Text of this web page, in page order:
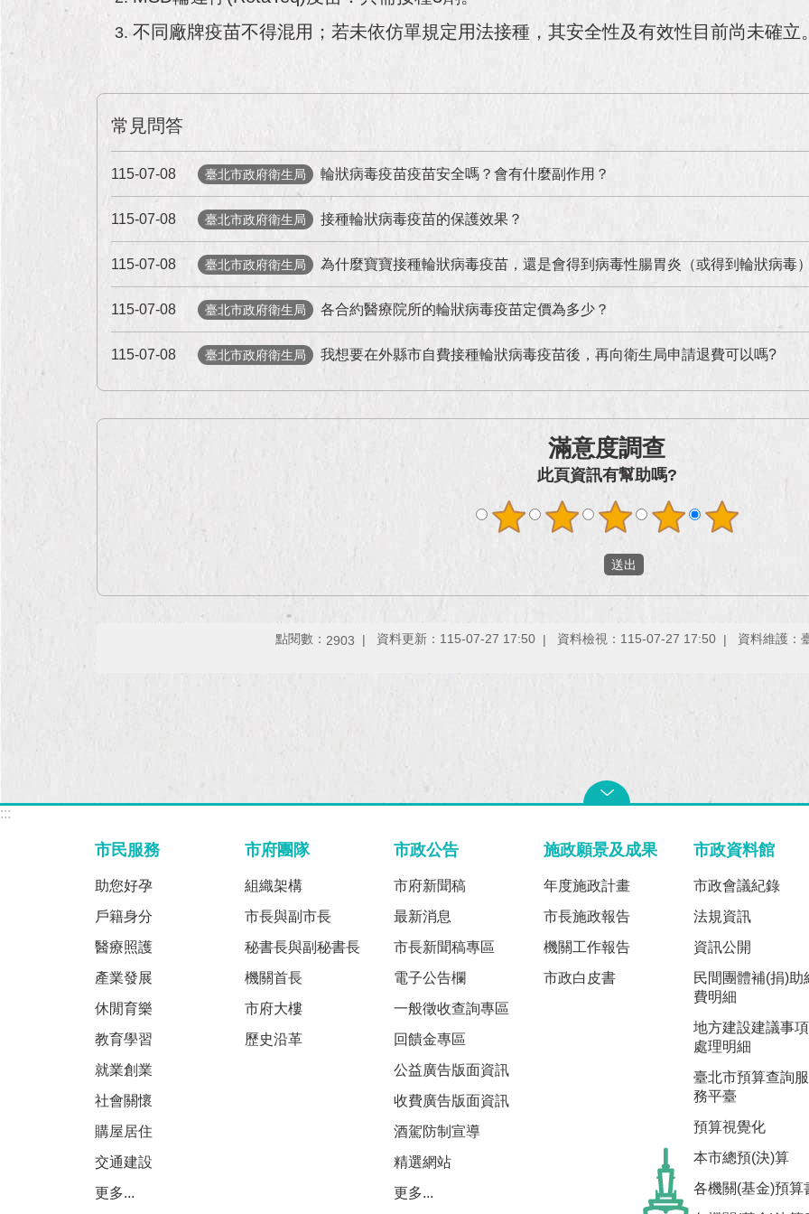
不同廠牌疫苗不得混用；若未依仿單規定用法接種，其安全性及有效性目前尚未確立
常見問答
115-07-08 臺北市政府衛生局 輪狀病毒疫苗疫苗安全嗎？會有什麼副作用？
115-07-08 臺北市政府衛生局 接種輪狀病毒疫苗的保護效果？
115-07-08 臺北市政府衛生局 為什麼寶寶接種輪狀病毒疫苗，還是會得到病毒性腸胃炎（或得到輪狀病毒
115-07-08 臺北市政府衛生局 各合約醫療院所的輪狀病毒疫苗定價為多少？
115-07-08 臺北市政府衛生局 我想要在外縣市自費接種輪狀病毒疫苗後，再向衛生局申請退費可以嗎?
滿意度調查
此頁資訊有幫助嗎?
點閱數： 2903 資料更新：115-07-27 17:50 資料檢視：115-07-27 17:50 資料維護：
:::
市民服務
助您好孕
戶籍身分
醫療照護
產業發展
休閒育樂
教育學習
就業創業
社會關懷
購屋居住
交通建設
更多...
市府團隊
組織架構
市長與副市長
秘書長與副秘書長
機關首長
市府大樓
歷史沿革
市政公告
市府新聞稿
最新消息
市長新聞稿專區
電子公告欄
一般徵收查詢專區
回饋金專區
公益廣告版面資訊
收費廣告版面資訊
酒駕防制宣導
精選網站
更多...
施政願景及成果
年度施政計畫
市長施政報告
機關工作報告
市政白皮書
市政資料館
市政會議紀錄
法規資訊
資訊公開
民間團體補(捐)助
費明細
地方建設建議事項
處理明細
臺北市預算查詢服
務平臺
預算視覺化
本市總預(決)算
各機關(基金)預算